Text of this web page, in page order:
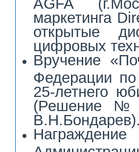
маркетинга
открытые
цифровых
Вручение
Федерации
25-летнего
(Решение №